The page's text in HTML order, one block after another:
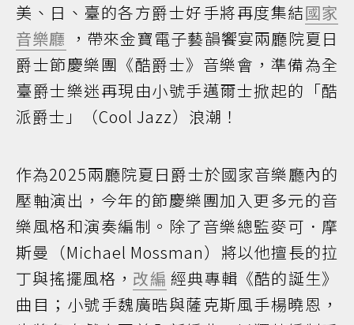
美、日、臺的各方爵士好手將再度集結國家
音樂廳 ，帶來金寶電子藝韻饗宴兩廳院夏日
爵士節慶樂團《酷爵士》音樂會，準備為全
臺爵士樂迷再現由小號手邁爾士掀起的「酷
派爵士」（Cool Jazz）浪潮！
作為2025兩廳院夏日爵士於國家音樂廳內的
壓軸演出，今年的節慶樂團加入更多元的音
樂風格和演奏編制。除了音樂總監麥可．摩
斯曼（Michael Mossman）將以他擅長的拉
丁與搖擺風格， 改編 經典專輯《酷的誕生》
曲目；小號手魏廣晧與薩克斯風手楊曉恩，